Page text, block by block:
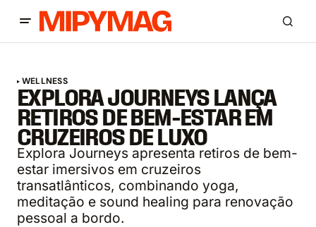
WELLNESS
EXPLORA JOURNEYS LANÇA
RETIROS DE BEM-ESTAR EM
CRUZEIROS DE LUXO
Explora Journeys apresenta retiros de bem-
estar imersivos em cruzeiros
transatlânticos, combinando yoga,
meditação e sound healing para renovação
pessoal a bordo.